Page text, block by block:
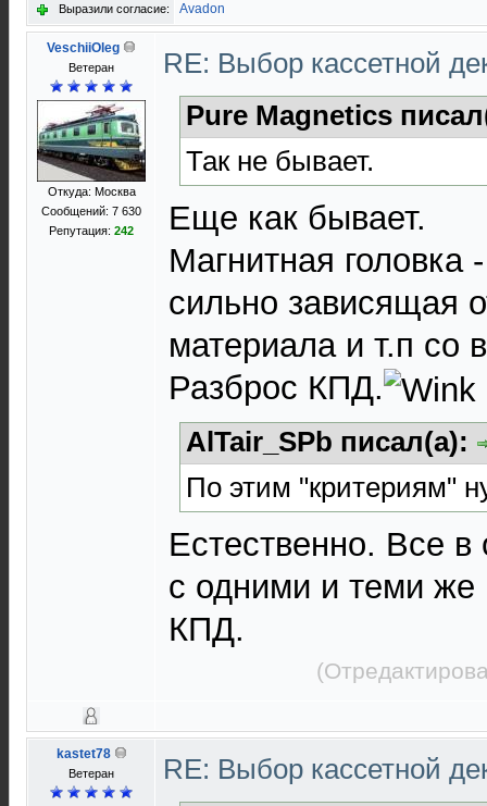
Выразили согласие: Avadon
VeschiiOleg
Ветеран
Откуда: Москва
Сообщений: 7 630
Репутация: 242
RE: Выбор кассетной
Pure Magnetics
Так не бывает.
Еще как бывает.
Магнитная
сильно зависящая
материала и т.п
Разброс КПД.
AlTair_SPb писал(а):
По этим "критериям"
Естественно. Все
с одними и теми же
КПД.
kastet78
Ветеран
RE: Выбор кассетной